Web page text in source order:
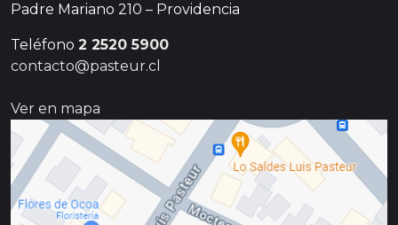
Padre Mariano 210 – Providencia
Teléfono 2 2520 5900
contacto@pasteur.cl
Ver en mapa